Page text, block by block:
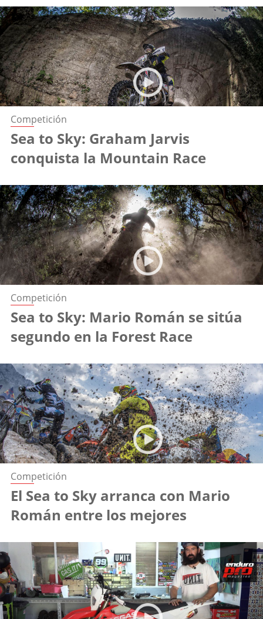
Competición
Sea to Sky: Graham Jarvis
conquista la Mountain Race
Competición
Sea to Sky: Mario Román se sitúa
segundo en la Forest Race
Competición
El Sea to Sky arranca con Mario
Román entre los mejores